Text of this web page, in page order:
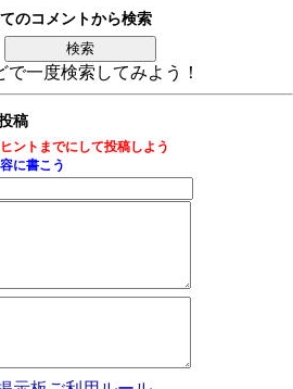
のコメントから検索
一度検索してみよう！
稿
ントまでにして投稿しよう
に書こう